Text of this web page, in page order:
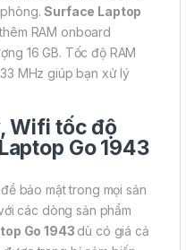
Surface Laptop
RAM onboard
16 GB. Tốc độ RAM
MHz giúp bạn xử lý
Wifi tốc độ
Go 1943
bảo mật trong mọi sản
các dòng sản phẩm
Go 1943 dù có giá cả